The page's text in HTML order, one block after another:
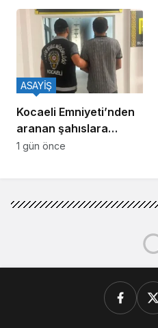
Kocaeli Emniyeti’nden
aranan şahıslara
yönelik operasyon: İki
ASAYİŞ
1 gün önce